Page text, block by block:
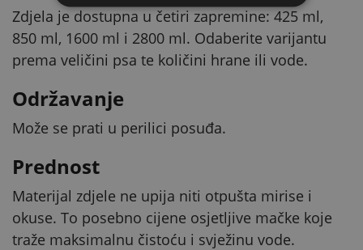
Zdjela je dostupna u četiri zapremine: 425 ml,
850 ml, 1600 ml i 2800 ml. Odaberite varijantu
prema veličini psa te količini hrane ili vode.
Održavanje
Može se prati u perilici posuđa.
Prednost
Materijal zdjele ne upija niti otpušta mirise i
okuse. To posebno cijene osjetljive mačke koje
traže maksimalnu čistoću i svježinu vode.